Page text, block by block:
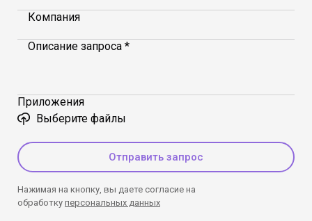
Компания
Описание запроса *
Приложения
Выберите файлы
Отправить запрос
Нажимая на кнопку, вы даете согласие на
обработку персональных данных